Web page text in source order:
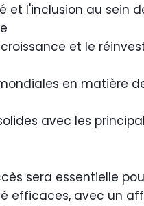
et l'inclusion au sein
et le
en matière
avec les
sera essentielle
efficaces, avec un